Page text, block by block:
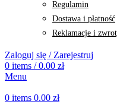
Regulamin
Dostawa i płatność
Reklamacje i
Zaloguj się / Zarejestruj
0 items / 0.00 zł
Menu
0 items 0.00 zł